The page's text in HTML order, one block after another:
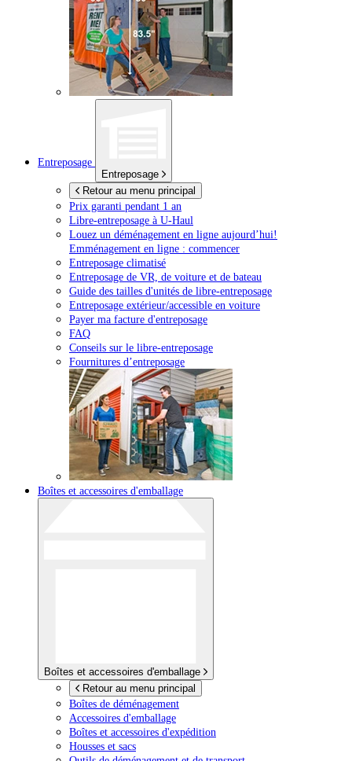
Entreposage
Entreposage
Retour au menu principal
Prix garanti pendant 1 an
Libre-entreposage à U-Haul
Louez un déménagement en ligne aujourd’hui!
Emménagement en ligne : commencer
Entreposage climatisé
Entreposage de VR, de voiture et de bateau
Guide des tailles d'unités de libre-entreposage
Entreposage extérieur/accessible en voiture
Payer ma facture d'entreposage
FAQ
Conseils sur le libre-entreposage
Fournitures d’entreposage
Boîtes et accessoires d'emballage
Boîtes et accessoires d'emballage
Retour au menu principal
Boîtes de déménagement
Accessoires d'emballage
Boîtes et accessoires d'expédition
Housses et sacs